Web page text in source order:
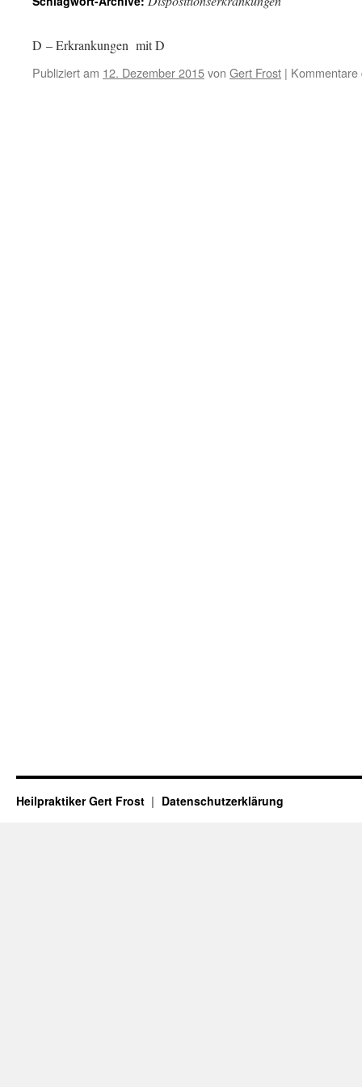
D – Erkrankungen mit D
Publiziert am 12. Dezember 2015von Gert Frost | Kommentare
Heilpraktiker Gert Frost Datenschutzerklärung